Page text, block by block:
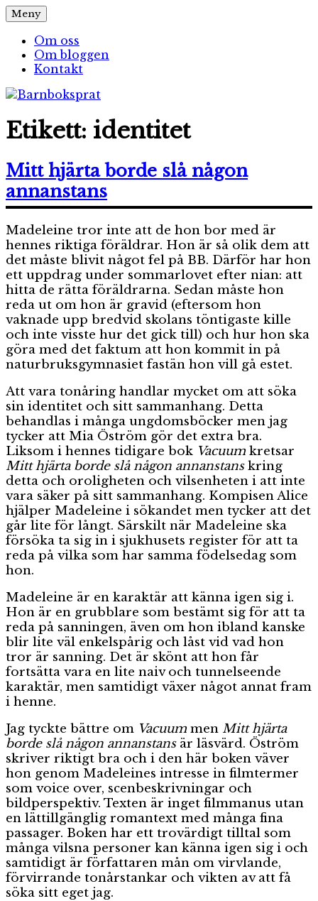
Hoppa
till
innehåll
Barnboksprat
– en blogg om barnböcker
Meny
Om oss
Om bloggen
Kontakt
Etikett: identitet
Mitt hjärta borde slå någon
annanstans
Madeleine tror inte att de hon bor med är
hennes riktiga föräldrar. Hon är så olik dem att
det måste blivit något fel på BB. Därför har hon
ett uppdrag under sommarlovet efter nian: att
hitta de rätta föräldrarna. Sedan måste hon
reda ut om hon är gravid (eftersom hon
vaknade upp bredvid skolans töntigaste kille
och inte visste hur det gick till) och hur hon ska
göra med det faktum att hon kommit in på
naturbruksgymnasiet fastän hon vill gå estet.
Att vara tonåring handlar mycket om att söka
sin identitet och sitt sammanhang. Detta
behandlas i många ungdomsböcker men jag
tycker att Mia Öström gör det extra bra.
Liksom i hennes tidigare bok Vacuum kretsar
Mitt hjärta borde slå någon annanstanskring
detta och oroligheten och vilsenheten i att inte
vara säker på sitt sammanhang. Kompisen Alice
hjälper Madeleine i sökandet men tycker att det
går lite för långt. Särskilt när Madeleine ska
försöka ta sig in i sjukhusets register för att ta
reda på vilka som har samma födelsedag som
hon.
Madeleine är en karaktär att känna igen sig i.
Hon är en grubblare som bestämt sig för att ta
reda på sanningen, även om hon ibland kanske
blir lite väl enkelspårig och låst vid vad hon
tror är sanning. Det är skönt att hon får
fortsätta vara en lite naiv och tunnelseende
karaktär, men samtidigt växer något annat fram
i henne.
Jag tyckte bättre om Vacuum men Mitt hjärta
borde slå någon annanstansär läsvärd. Öström
skriver riktigt bra och i den här boken väver
hon genom Madeleines intresse in filmtermer
som voice over, scenbeskrivningar och
bildperspektiv. Texten är inget filmmanus utan
en lättillgänglig romantext med många fina
passager. Boken har ett trovärdigt tilltal som
många vilsna personer kan känna igen sig i och
samtidigt är författaren mån om virvlande,
förvirrande tonårstankar och vikten av att få
söka sitt eget jag.